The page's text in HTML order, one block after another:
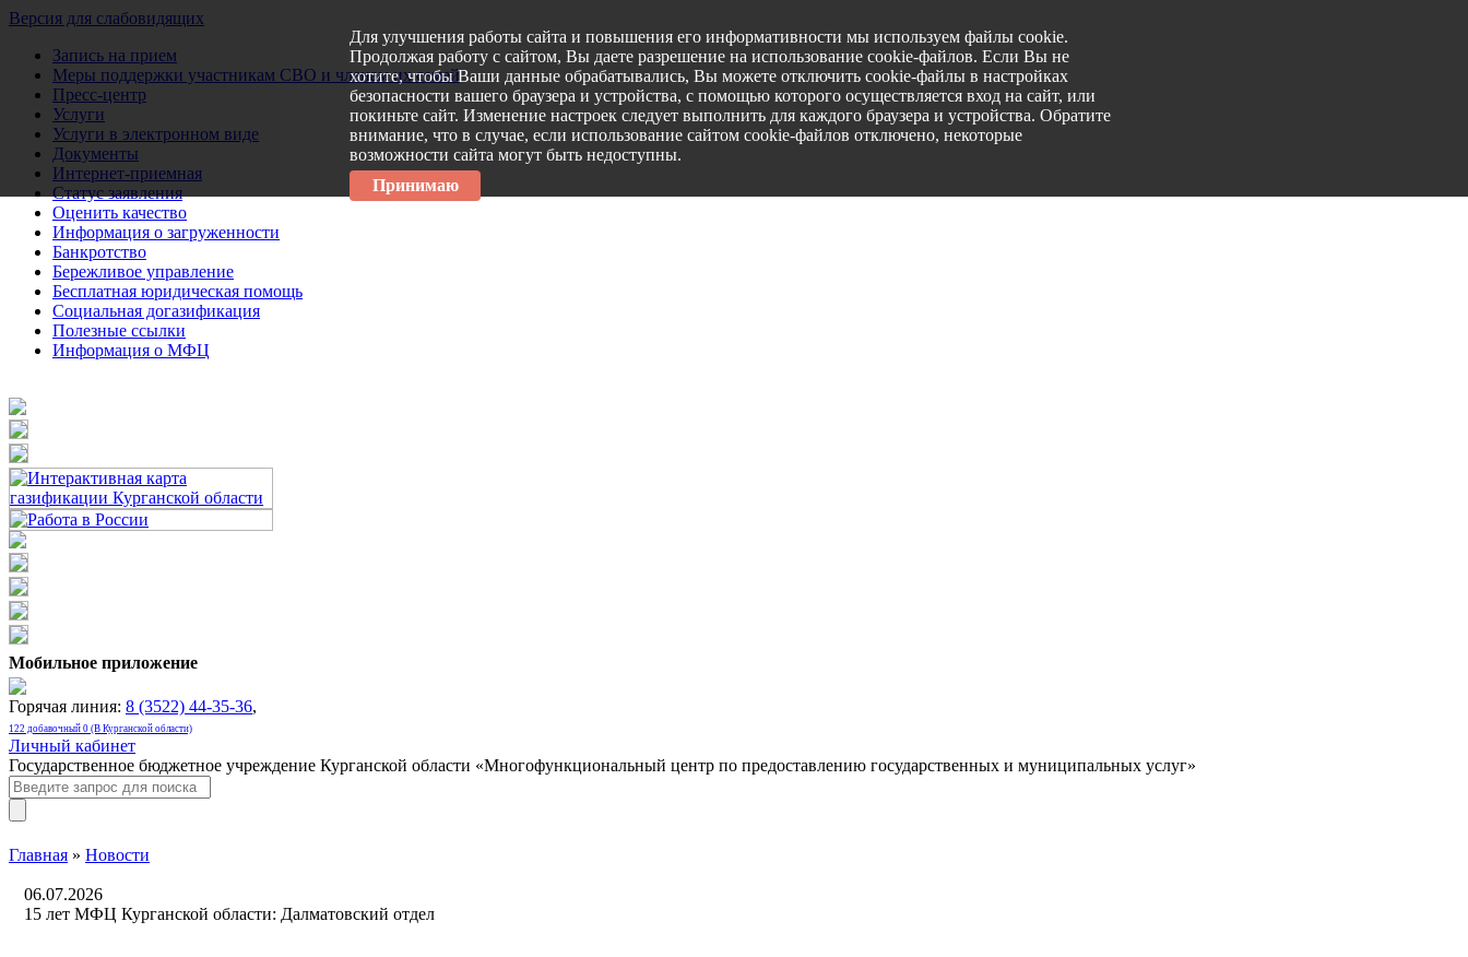
Версия для слабовидящих
Запись на прием
Меры поддержки участникам СВО и членам их семей
Пресс-центр
Услуги
Услуги в электронном виде
Документы
Интернет-приемная
Статус заявления
Оценить качество
Информация о загруженности
Банкротство
Бережливое управление
Бесплатная юридическая помощь
Социальная догазификация
Полезные ссылки
Информация о МФЦ
Мобильное приложение
Горячая линия: 8 (3522) 44-35-36,
122 добавочный 0 (В Курганской области)
Личный кабинет
Государственное бюджетное учреждение Курганской области «Многофункциональный центр по предоставлению государственных и муниципальных услуг»
Главная » Новости
06.07.2026
15 лет МФЦ Курганской области: Далматовский отдел
Для улучшения работы сайта и повышения его информативности мы используем файлы cookie.
Продолжая работу с сайтом, Вы даете разрешение на использование cookie-файлов. Если Вы не
хотите, чтобы Ваши данные обрабатывались, Вы можете отключить cookie-файлы в настройках
безопасности вашего браузера и устройства, с помощью которого осуществляется вход на сайт, или
покиньте сайт. Изменение настроек следует выполнить для каждого браузера и устройства. Обратите
внимание, что в случае, если использование сайтом cookie-файлов отключено, некоторые
возможности сайта могут быть недоступны.
Принимаю